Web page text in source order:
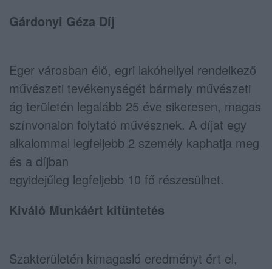
Gárdonyi Géza Díj
Eger városban élő, egri lakóhellyel rendelkező
művészeti tevékenységét bármely művészeti
ág területén legalább 25 éve sikeresen, magas
színvonalon folytató művésznek. A díjat egy
alkalommal legfeljebb 2 személy kaphatja meg
és a díjban
egyidejűleg legfeljebb 10 fő részesülhet.
Kiváló Munkáért kitüntetés
Szakterületén kimagasló eredményt ért el,